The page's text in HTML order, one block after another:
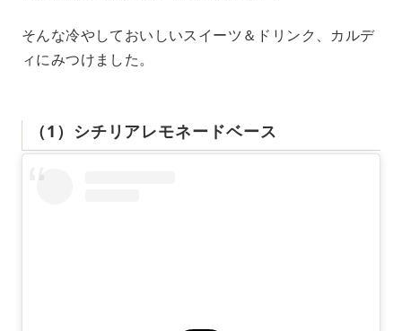
そんな冷やしておいしいスイーツ＆ドリンク、カルデ
ィにみつけました。
（1）シチリアレモネードベース